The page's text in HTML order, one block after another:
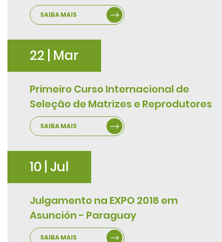
SAIBA MAIS
22 | Mar
Primeiro Curso Internacional de
Seleção de Matrizes e Reprodutores
SAIBA MAIS
10 | Jul
Julgamento na EXPO 2018 em
Asunción - Paraguay
SAIBA MAIS